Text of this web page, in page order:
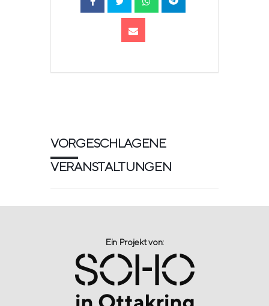
VORGESCHLAGENE
VERANSTALTUNGEN
Ein Projekt von:​